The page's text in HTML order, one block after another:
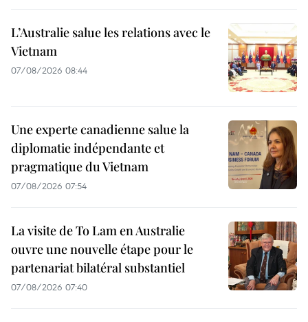
L’Australie salue les relations avec le
Vietnam
07/08/2026 08:44
Une experte canadienne salue la
diplomatie indépendante et
pragmatique du Vietnam
07/08/2026 07:54
La visite de To Lam en Australie
ouvre une nouvelle étape pour le
partenariat bilatéral substantiel
07/08/2026 07:40